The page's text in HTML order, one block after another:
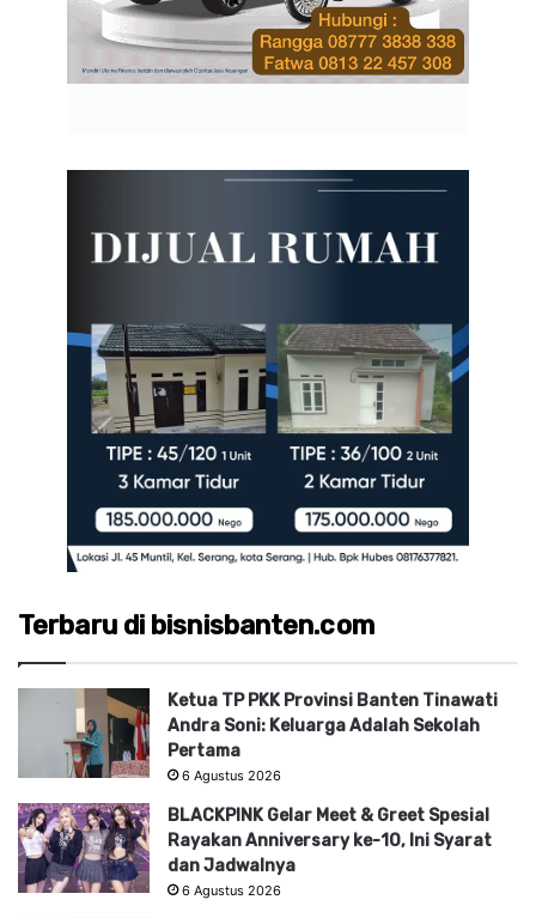
Terbaru di bisnisbanten.com
Ketua TP PKK Provinsi Banten Tinawati
Andra Soni: Keluarga Adalah Sekolah
Pertama
6 Agustus 2026
BLACKPINK Gelar Meet & Greet Spesial
Rayakan Anniversary ke-10, Ini Syarat
dan Jadwalnya
6 Agustus 2026